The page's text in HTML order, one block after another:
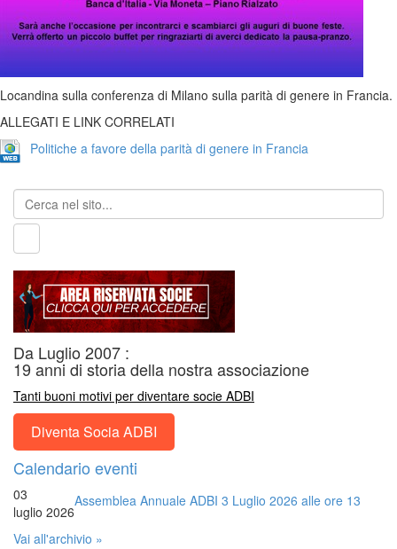
Locandina sulla conferenza di Milano sulla parità di genere in Francia.
ALLEGATI E LINK CORRELATI
Politiche a favore della parità di genere in Francia
Da Luglio 2007 :
19 anni di storia della nostra associazione
Tanti buoni motivi per diventare socie ADBI
Diventa Socia ADBI
Calendario eventi
03
luglio 2026
Assemblea Annuale ADBI 3 Luglio 2026 alle ore 13
Vai all'archivio »